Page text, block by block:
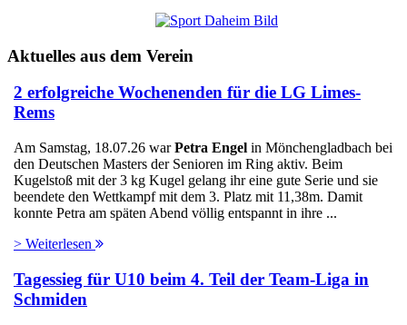
Aktuelles aus dem Verein
2 erfolgreiche Wochenenden für die LG Limes-
Rems
Am Samstag, 18.07.26 warPetra Engel in Mönchengladbach bei
den Deutschen Masters der Senioren im Ring aktiv. Beim
Kugelstoß mit der 3 kg Kugel gelang ihr eine gute Serie und sie
beendete den Wettkampf mit dem 3. Platz mit 11,38m. Damit
konnte Petra am späten Abend völlig entspannt in ihre ...
> Weiterlesen
Tagessieg für U10 beim 4. Teil der Team-Liga in
Schmiden